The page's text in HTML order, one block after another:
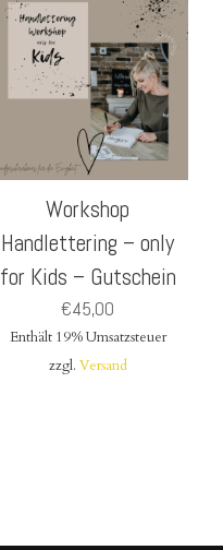
Workshop
Handlettering – only
for Kids – Gutschein
€45,00
Enthält 19% Umsatzsteuer
zzgl. Versand